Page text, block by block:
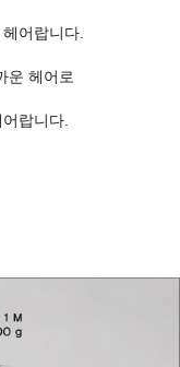
어랍니다.
운 헤어로
랍니다.